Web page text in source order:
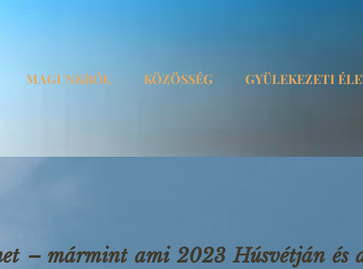
MAGUNKRÓL KÖZÖSSÉG GYÜLEKEZETI
– mármint ami 2023 Húsvétján és